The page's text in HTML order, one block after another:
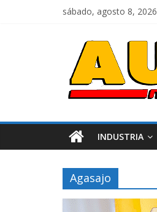
sábado, agosto 8, 2026
INDUSTRIA
Agasajo